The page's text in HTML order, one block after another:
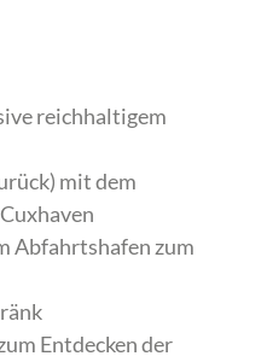
reichhaltigem
mit dem
Abfahrtshafen zum
Entdecken der